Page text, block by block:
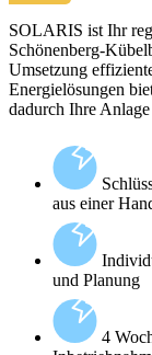
SOLARIS ist Ihr
Schönenberg-
Umsetzung
Energielösungen
dadurch Ihre
aus einer
und Planung
4